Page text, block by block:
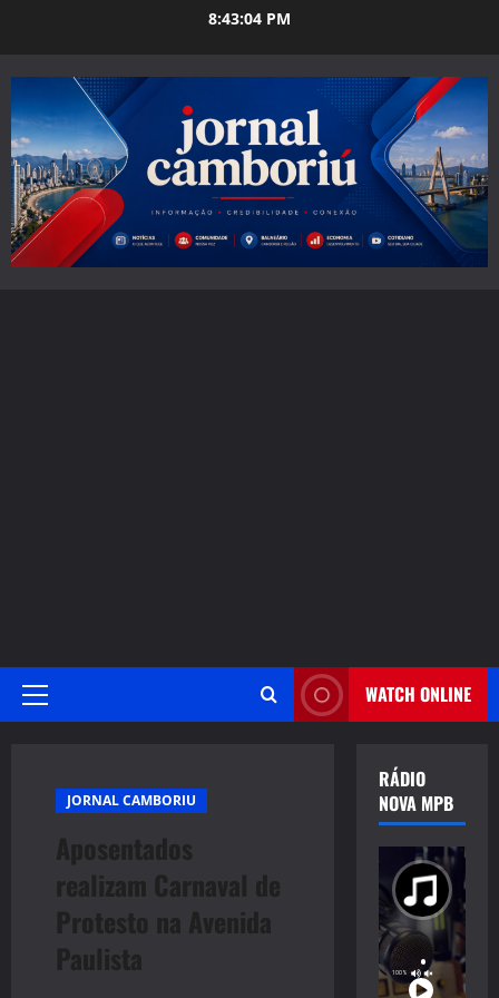
8:43:05 PM
Primary
WATCH ONLINE
JORNAL CAMBORIU
Aposentados
realizam Carnaval de
Protesto na Avenida
Paulista
RÁDIO
NOVA MPB